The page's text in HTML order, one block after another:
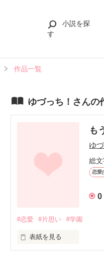
小説を探
す
作品一覧
ゆづっち！さんの
も
ゆ
総
恋愛
0
#恋愛 #片思い #学園
表紙を見る